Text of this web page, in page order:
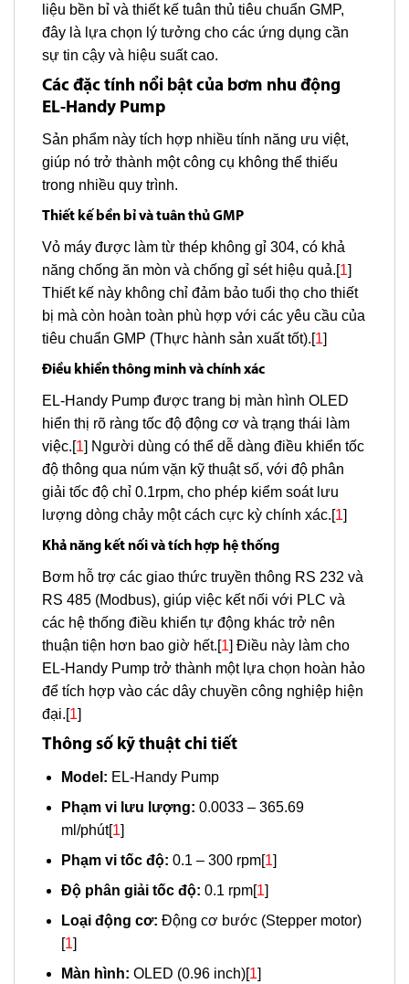
liệu bền bỉ và thiết kế tuân thủ tiêu chuẩn GMP,
đây là lựa chọn lý tưởng cho các ứng dụng cần
sự tin cậy và hiệu suất cao.
Các đặc tính nổi bật của bơm nhu động
EL-Handy Pump
Sản phẩm này tích hợp nhiều tính năng ưu việt,
giúp nó trở thành một công cụ không thể thiếu
trong nhiều quy trình.
Thiết kế bền bỉ và tuân thủ GMP
Vỏ máy được làm từ thép không gỉ 304, có khả
năng chống ăn mòn và chống gỉ sét hiệu quả.[1]
Thiết kế này không chỉ đảm bảo tuổi thọ cho thiết
bị mà còn hoàn toàn phù hợp với các yêu cầu của
tiêu chuẩn GMP (Thực hành sản xuất tốt).[1]
Điều khiển thông minh và chính xác
EL-Handy Pump được trang bị màn hình OLED
hiển thị rõ ràng tốc độ động cơ và trạng thái làm
việc.[1] Người dùng có thể dễ dàng điều khiển tốc
độ thông qua núm vặn kỹ thuật số, với độ phân
giải tốc độ chỉ 0.1rpm, cho phép kiểm soát lưu
lượng dòng chảy một cách cực kỳ chính xác.[1]
Khả năng kết nối và tích hợp hệ thống
Bơm hỗ trợ các giao thức truyền thông RS 232 và
RS 485 (Modbus), giúp việc kết nối với PLC và
các hệ thống điều khiển tự động khác trở nên
thuận tiện hơn bao giờ hết.[1] Điều này làm cho
EL-Handy Pump trở thành một lựa chọn hoàn hảo
để tích hợp vào các dây chuyền công nghiệp hiện
đại.[1]
Thông số kỹ thuật chi tiết
Model: EL-Handy Pump
Phạm vi lưu lượng: 0.0033 – 365.69
ml/phút[1]
Phạm vi tốc độ: 0.1 – 300 rpm[1]
Độ phân giải tốc độ: 0.1 rpm[1]
Loại động cơ: Động cơ bước (Stepper motor)
[1]
Màn hình: OLED (0.96 inch)[1]